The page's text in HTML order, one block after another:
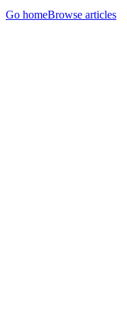
Go homeBrowse articles